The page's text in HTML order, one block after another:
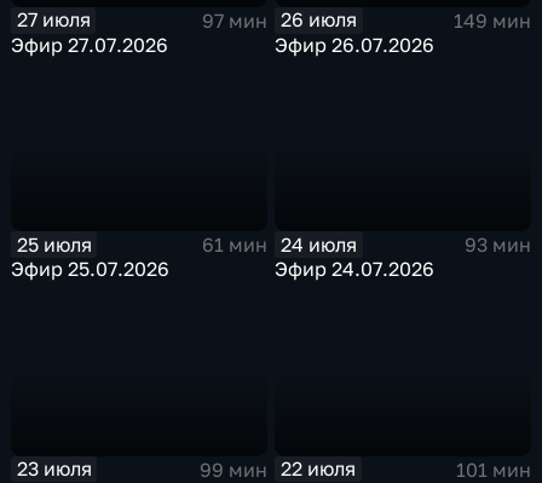
27 июля
97 мин
Эфир 27.07.2026
26 июля
149 мин
Эфир 26.07.2026
25 июля
61 мин
Эфир 25.07.2026
24 июля
93 мин
Эфир 24.07.2026
23 июля
99 мин
22 июля
101 мин